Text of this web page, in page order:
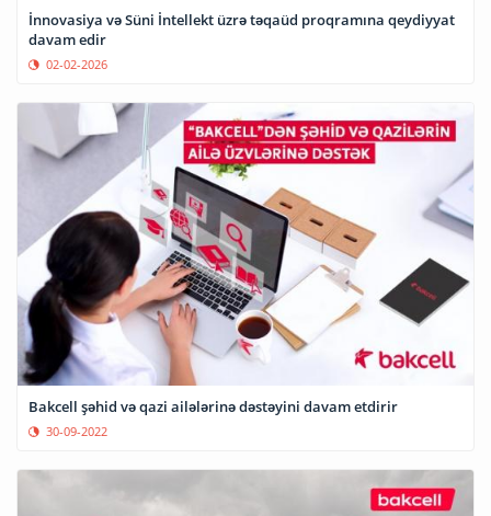
⁠İnnovasiya və Süni İntellekt üzrə təqaüd proqramına qeydiyyat
davam edir
02-02-2026
Bakcell şəhid və qazi ailələrinə dəstəyini davam etdirir
30-09-2022